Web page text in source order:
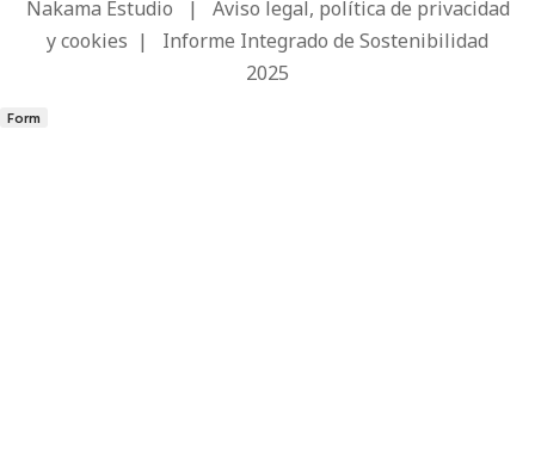
Nakama Estudio | Aviso legal, política de privacidad
y cookies | Informe Integrado de Sostenibilidad
2025
Form